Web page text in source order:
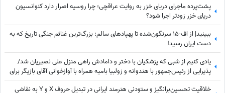
پشت‌پرده ماجرای دریای خزر به روایت عراقچی؛ چرا روسیه اصرار دارد کنوانسیون
دریای خزر زودتر اجرا شود؟
ببینید| از اف-15 سرنگون‌شده تا پهپادهای سالم؛ بزرگ‌ترین غنائم جنگی تاریخ که به
دست ایران رسید!
یادی کنیم از شبی که پزشکیان با دختر و دامادش راهی منزل علی نصیریان شد/
پذیرایی از رئیس‌جمهور با هندوانه و زولبیا بامیه همراه با آوازخوانی آقای بازیگر برای
دکتر پزشکیان+ویدیو
خلاقیت تحسین‌برانگیز و ستودنی هنرمند ایرانی در تبدیل حروف X و Y به نقاشی